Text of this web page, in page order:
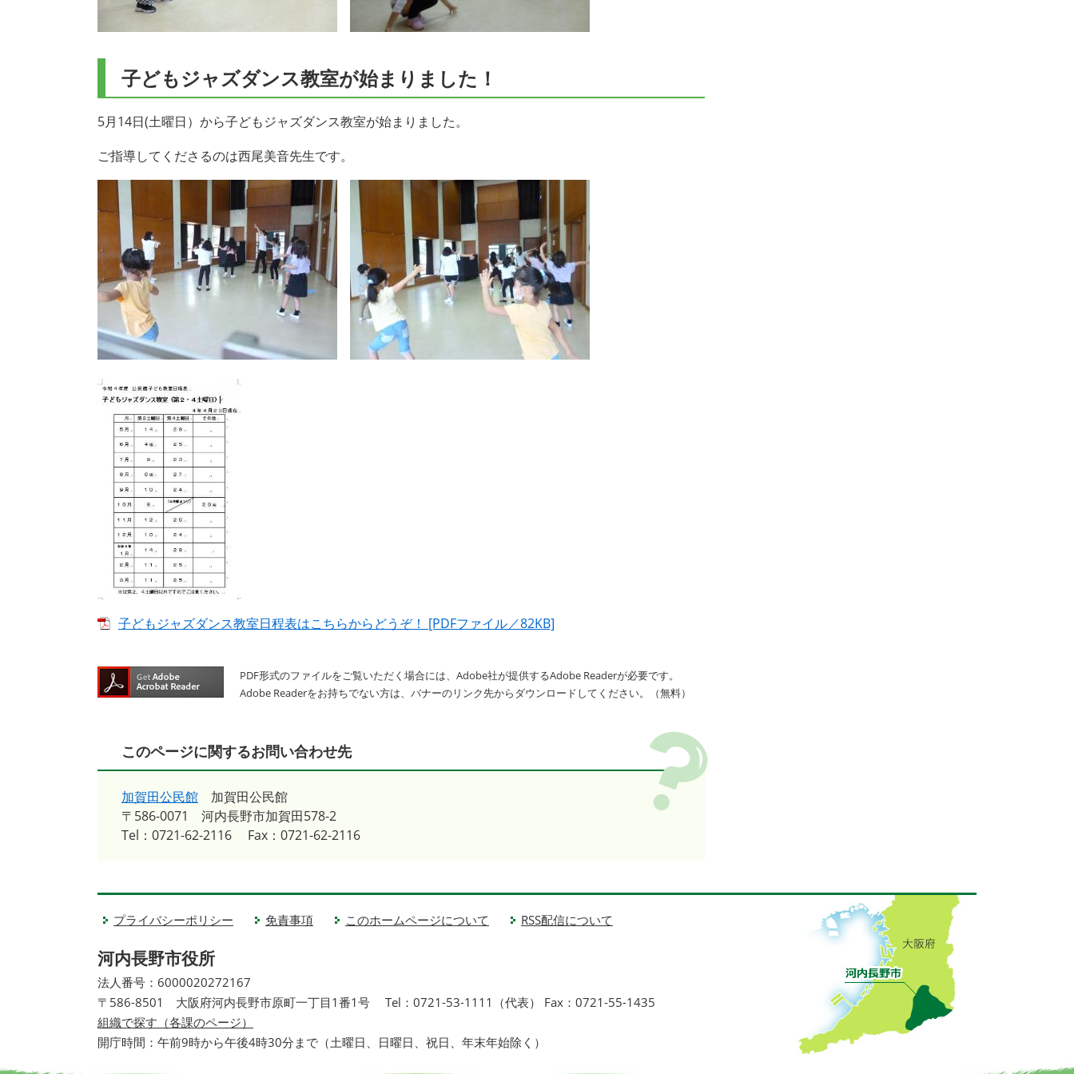
子どもジャズダンス教室が始まりました！
5月14日(土曜日）から子どもジャズダンス教室が始まりました。
ご指導してくださるのは西尾美音先生です。
子どもジャズダンス教室日程表はこちらからどうぞ！ [PDFファイル／82KB]
PDF形式のファイルをご覧いただく場合には、Adobe社が提供するAdobe Readerが必要です。
Adobe Readerをお持ちでない方は、バナーのリンク先からダウンロードしてください。（無料）
このページに関するお問い合わせ先
加賀田公民館
加賀田公民館
〒586-0071
河内長野市加賀田578-2
Tel：0721-62-2116
Fax：0721-62-2116
プライバシーポリシー 免責事項 このホームページについて RSS配信について
河内長野市役所
法人番号：6000020272167
〒586-8501 大阪府河内長野市原町一丁目1番1号
Tel：0721-53-1111（代表） Fax：0721-55-1435
組織で探す（各課のページ）
開庁時間：午前9時から午後4時30分まで（土曜日、日曜日、祝日、年末年始除く）